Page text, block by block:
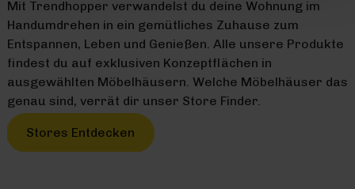
Mit Trendhopper verwandelst du deine Wohnung im
Handumdrehen in ein gemütliches Zuhause zum
Entspannen, Leben und Genießen. Alle unsere Produkte
findest du auf exklusiven Konzeptflächen in
ausgewählten Möbelhäusern. Welche Möbelhäuser das
genau sind, verrät dir unser Store Finder.
Stores Entdecken